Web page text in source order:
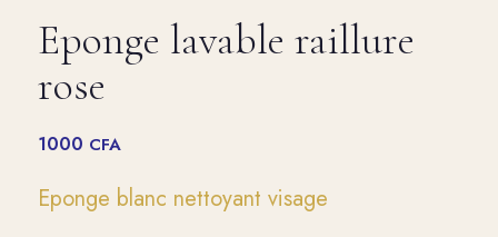
Eponge lavable raillure
rose
1000 CFA
Eponge blanc nettoyant visage